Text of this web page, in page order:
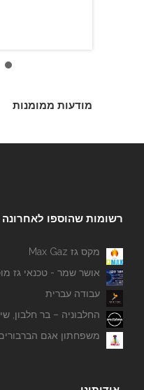
מודעות ממומנות
רשומות שהוספו לאחרונה
מקס גז Max Gaz
אושר שמר - טכנאי גז
עבודה עברית
החלבוניה – בר חלבון,
משפחתון אגם